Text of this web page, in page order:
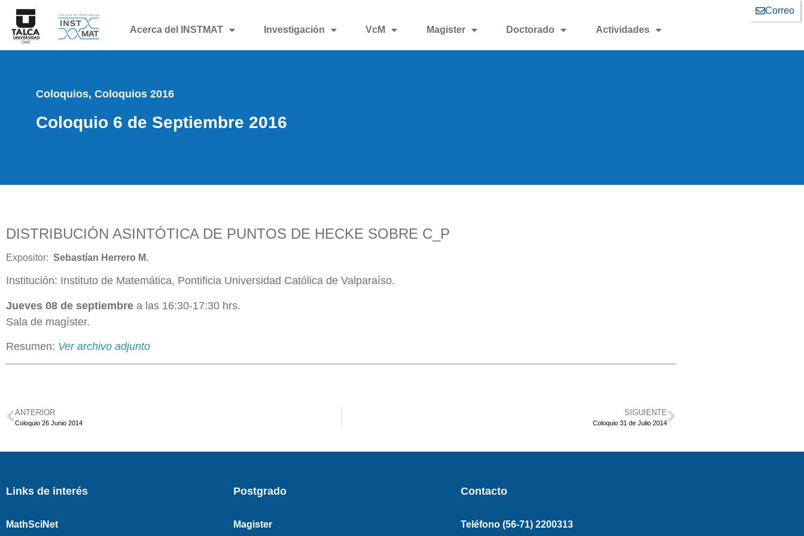
Correo
Acerca del INSTMAT
Investigación VcM Magister Doctorado Actividades
Coloquios, Coloquios 2016
Coloquio 6 de Septiembre 2016
DISTRIBUCIÓN ASINTÓTICA DE PUNTOS DE HECKE SOBRE C_P
Expositor: Sebastían Herrero M.
Institución: Instituto de Matemática, Pontificia Universidad Católica de Valparaíso.
Jueves 08 de septiembre a las 16:30-17:30 hrs.
Sala de magíster.
Resumen: Ver archivo adjunto
ANTERIOR
Coloquio 26 Junio 2014
SIGUIENTE
Coloquio 31 de Julio 2014
Links de interés
MathSciNet
Postgrado
Magister
Contacto
Teléfono (56-71) 2200313